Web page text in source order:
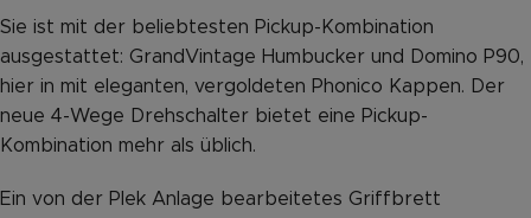
Sie ist mit der beliebtesten Pickup-Kombination
ausgestattet: GrandVintage Humbucker und Domino P90,
hier in mit eleganten, vergoldeten Phonico Kappen. Der
neue 4-Wege Drehschalter bietet eine Pickup-
Kombination mehr als üblich.
Ein von der Plek Anlage bearbeitetes Griffbrett